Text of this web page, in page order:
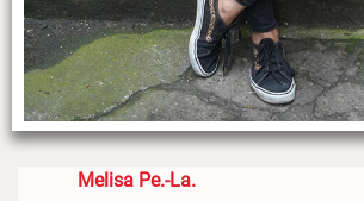
Melisa Pe.-La.